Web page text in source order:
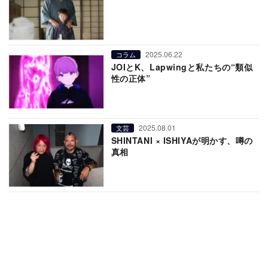
コラム 2025.06.22
JOIとK、Lapwingと私たちの“類似
性の正体”
文芸 2025.08.01
SHINTANI × ISHIYAが明かす、噂の
真相